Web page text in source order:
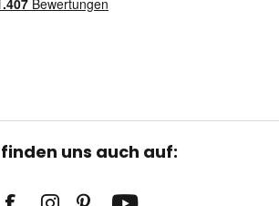
finden uns auch auf: